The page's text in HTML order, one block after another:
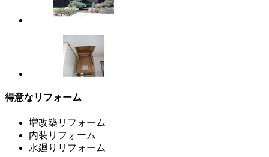
得意なリフォーム
増改築リフォーム
内装リフォーム
水廻りリフォーム